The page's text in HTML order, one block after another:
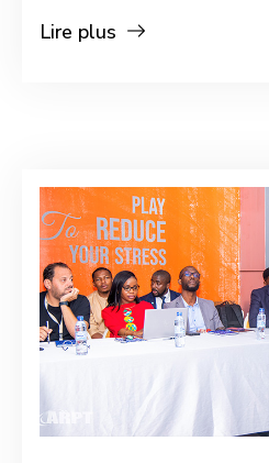
Lire plus